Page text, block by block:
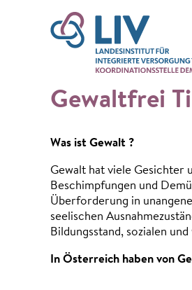
Gewaltfrei
Was ist Gewalt ?
Gewalt hat viele Gesichter
Beschimpfungen und
Überforderung in
seelischen
Bildungsstand, sozialen
In Österreich haben von